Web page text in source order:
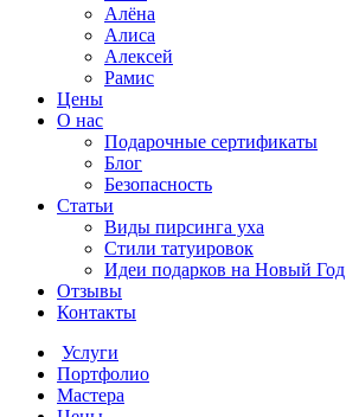
Алёна
Алиса
Алексей
Рамис
Цены
О нас
Подарочные сертификаты
Блог
Безопасность
Статьи
Виды пирсинга уха
Стили татуировок
Идеи подарков на Новый Год
Отзывы
Контакты
Услуги
Портфолио
Мастера